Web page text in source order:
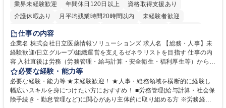
業界未経験歓迎
年間休日120日以上
資格取得支援あり
介護休暇あり
月平均残業時間20時間以内
未経験者歓迎
住宅手当あり
育休あり
完全週休2日制 交通費支給 土日祝休み 寮・社宅あり
仕事の内容
企業名 株式会社日立医薬情報ソリューションズ 求人名 【総務・人事】未
経験歓迎/日立グループ/組織運営を支えるゼネラリストを目指す 仕事の内
容 入社直後は労務（労務管理・給与計算・安全衛生・福利厚生等）からお
任せいたします。将来は総務・採用・教育業務へ守備範囲を広げ、組織運
営を支えるゼネラリストをめざせます。 ・初期業務：労働時間管理、給与
計算、社会保険対応、福利厚生管理、安全衛生、健康経営推進等をお任せ
します。ご経験に応じて、休職者管理など、幅広く経験を積んでいただき
必要な経験・能力等
必要な経験・能力等 ★未経験歓迎！ ★人事・総務領域を横断的に経験し
幅広いスキルを身につけたい方におすすめ！ ■労務管理(給与計算・社会保
険手続き・勤怠管理など)に関心があり主体的に取り組める方 ※労務経験